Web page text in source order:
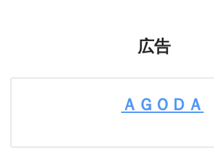
広告
ＡＧＯＤＡ